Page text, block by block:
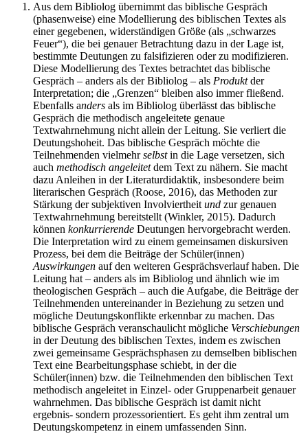
Aus dem Bibliolog übernimmt das biblische Gespräch
(phasenweise) eine Modellierung des biblischen Textes als
einer gegebenen, widerständigen Größe (als „schwarzes
Feuer“), die bei genauer Betrachtung dazu in der Lage ist,
bestimmte Deutungen zu falsifizieren oder zu modifizieren.
Diese Modellierung des Textes betrachtet das biblische
Gespräch – anders als der Bibliolog – als Produktder
Interpretation; die „Grenzen“ bleiben also immer fließend.
Ebenfalls anders als im Bibliolog überlässt das biblische
Gespräch die methodisch angeleitete genaue
Textwahrnehmung nicht allein der Leitung. Sie verliert die
Deutungshoheit. Das biblische Gespräch möchte die
Teilnehmenden vielmehrselbstin die Lage versetzen, sich
auch methodisch angeleitetdem Text zu nähern. Sie macht
dazu Anleihen in der Literaturdidaktik, insbesondere beim
literarischen Gespräch (Roose, 2016), das Methoden zur
Stärkung der subjektiven Involviertheit und zur genauen
Textwahrnehmung bereitstellt (Winkler, 2015). Dadurch
können konkurrierende Deutungen hervorgebracht werden.
Die Interpretation wird zu einem gemeinsamen diskursiven
Prozess, bei dem die Beiträge der Schüler(innen)
Auswirkungen auf den weiteren Gesprächsverlauf haben. Die
Leitung hat – anders als im Bibliolog und ähnlich wie im
theologischen Gespräch – auch die Aufgabe, die Beiträge der
Teilnehmenden untereinander in Beziehung zu setzen und
mögliche Deutungskonflikte erkennbar zu machen. Das
biblische Gespräch veranschaulicht mögliche Verschiebungen
in der Deutung des biblischen Textes, indem es zwischen
zwei gemeinsame Gesprächsphasen zu demselben biblischen
Text eine Bearbeitungsphase schiebt, in der die
Schüler(innen) bzw. die Teilnehmenden den biblischen Text
methodisch angeleitet in Einzel- oder Gruppenarbeit genauer
wahrnehmen. Das biblische Gespräch ist damit nicht
ergebnis- sondern prozessorientiert. Es geht ihm zentral um
Deutungskompetenz in einem umfassenden Sinn.